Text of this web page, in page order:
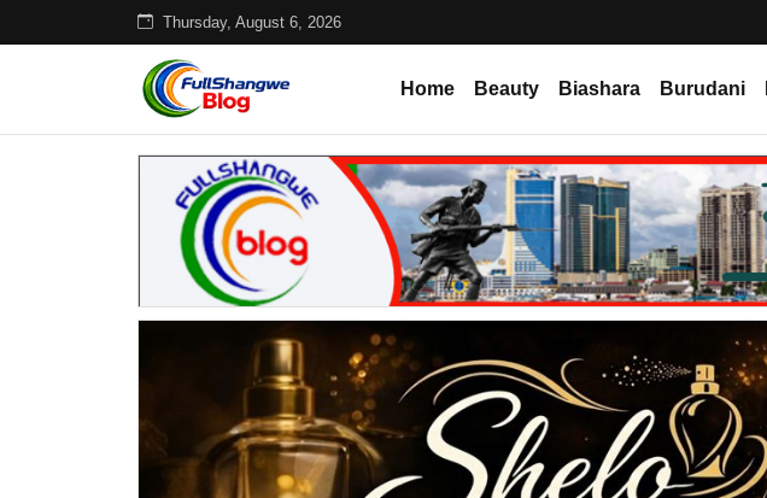
Thursday, August 6, 2026
Home Beauty Biashara Burudani